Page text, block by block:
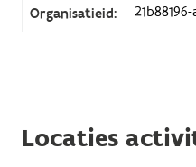
Organisatieid:
Locaties